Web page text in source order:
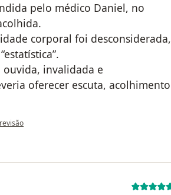
pelo médico Daniel, no
corporal foi desconsiderada,
invalidada e
oferecer escuta, acolhimento
do utilizador Paciente